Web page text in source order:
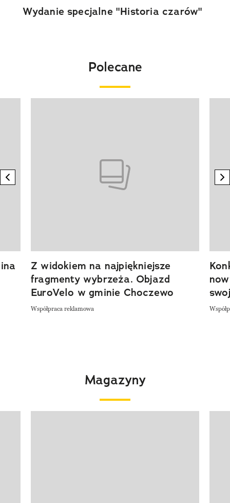
Wydanie specjalne "Historia czarów"
Polecane
previous element
Z widokiem na najpiękniejsze
fragmenty wybrzeża. Objazd
EuroVelo w gminie Choczewo
Współpraca reklamowa
Magazyny